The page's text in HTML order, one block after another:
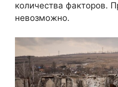
количества факторов.
невозможно.